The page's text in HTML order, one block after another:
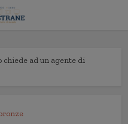
chiede ad un agente di